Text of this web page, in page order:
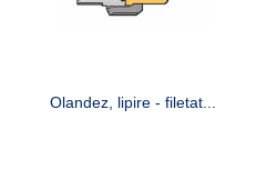
Olandez, lipire - filetat...